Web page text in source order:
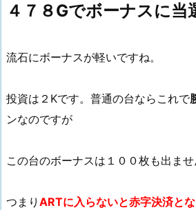
４７８Gでボーナスに当
流石にボーナスが軽いですね。
投資は２Kです。普通の台ならこれで
ンなのですが
この台のボーナスは１００枚も出ませ
つまり ARTに入らないと赤字決済とな